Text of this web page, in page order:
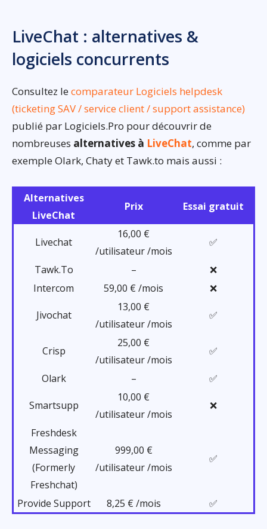
LiveChat : alternatives &
logiciels concurrents
Consultez lecomparateur Logiciels helpdesk
(ticketing SAV / service client / support assistance)
publié par Logiciels.Pro pour découvrir de
nombreuses alternatives à LiveChat, comme par
exemple Olark, Chaty et Tawk.to mais aussi :
Alternatives
LiveChat
Prix Essai gratuit
Livechat
16,00 €
/utilisateur /mois
✅
Tawk.To –
❌
Intercom
59,00 € /mois ❌
Jivochat
13,00 €
/utilisateur /mois
✅
Crisp
25,00 €
/utilisateur /mois
✅
Olark – ✅
Smartsupp
10,00 €
/utilisateur /mois
❌
Freshdesk
Messaging
(Formerly
Freshchat)
999,00 €
/utilisateur /mois
✅
Provide Support 8,25 € /mois ✅